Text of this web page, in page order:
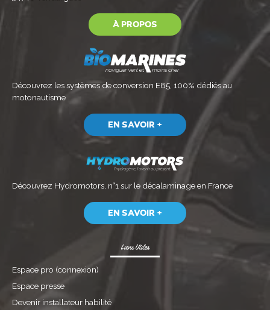
À PROPOS
Découvrez les systèmes de conversion E85, 100% dédiés au
motonautisme
EN SAVOIR +
Découvrez Hydromotors, n°1 sur le décalaminageen France
EN SAVOIR +
Liens Utiles
Espace pro (connexion)
Espace presse
Devenir installateur habilité